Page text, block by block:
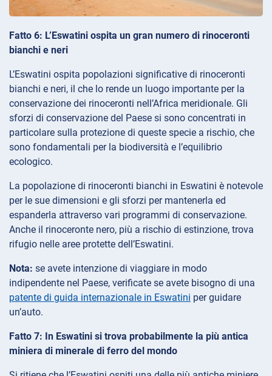
Fatto 6: L’Eswatini ospita un gran numero di rinoceronti
bianchi e neri
L’Eswatini ospita popolazioni significative di rinoceronti
bianchi e neri, il che lo rende un luogo importante per la
conservazione dei rinoceronti nell’Africa meridionale. Gli
sforzi di conservazione del Paese si sono concentrati in
particolare sulla protezione di queste specie a rischio, che
sono fondamentali per la biodiversità e l’equilibrio
ecologico.
La popolazione di rinoceronti bianchi in Eswatini è notevole
per le sue dimensioni e gli sforzi per mantenerla ed
espanderla attraverso vari programmi di conservazione.
Anche il rinoceronte nero, più a rischio di estinzione, trova
rifugio nelle aree protette dell’Eswatini.
Nota: se avete intenzione di viaggiare in modo
indipendente nel Paese, verificate se avete bisogno di una
patente di guida internazionale in Eswatini per guidare
un’auto.
Fatto 7: In Eswatini si trova probabilmente la più antica
miniera di minerale di ferro del mondo